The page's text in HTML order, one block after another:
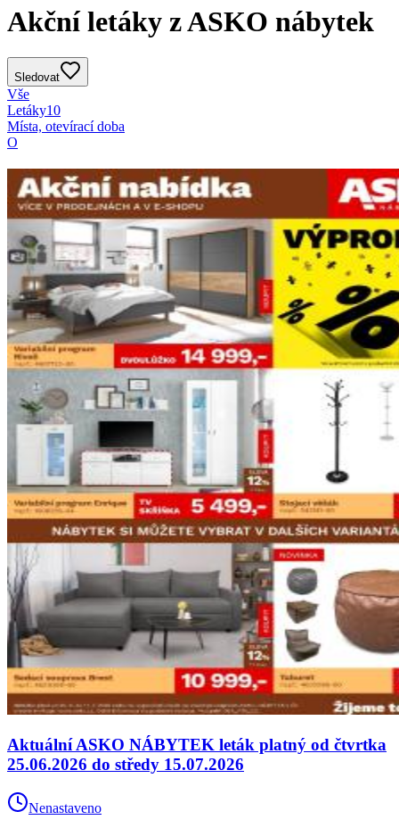
Akční letáky z ASKO nábytek
Sledovat
Vše
Letáky10
Místa, otevírací doba
O
Aktuální ASKO NÁBYTEK leták platný od čtvrtka
25.06.2026 do středy 15.07.2026
Nenastaveno